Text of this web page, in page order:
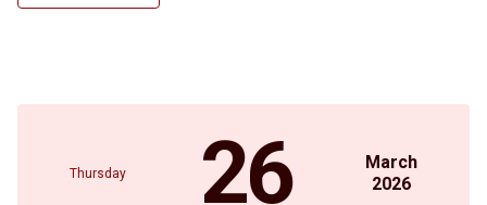
Thursday 26
March
2026